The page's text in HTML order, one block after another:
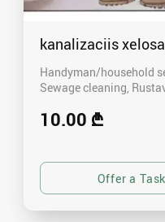
kanalizaciis
Handyman/household
Sewage cleaning
10.00 ₾